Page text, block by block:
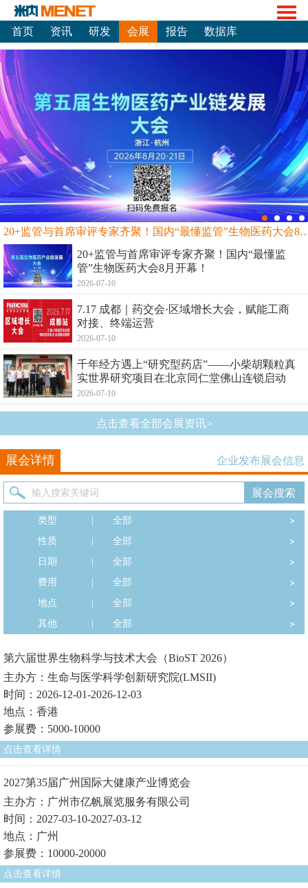
首页 资讯 研发 会展 报告 数据库
20+监管与首席审评专家齐聚！国内“最
20+监管与首席审评专家齐聚！国内“最懂监
管”生物医药大会8月开幕！
2026-07-10
7.17 成都｜药交会·区域增长大会，赋能工商
对接、终端运营
2026-07-10
千年经方遇上“研究型药店”——小柴胡颗粒真
实世界研究项目在北京同仁堂佛山连锁启动
2026-07-10
点击查看全部会展资讯>
展会详情 企业发布展会信息
类型
全部
性质
全部
日期
全部
费用
全部
地点
全部
其他
全部
第六届世界生物科学与技术大会（BioST 2026）
主办方：生命与医学科学创新研究院(LMSII)
时间：2026-12-01-2026-12-03
地点：香港
参展费：5000-10000
点击查看详情
2027第35届广州国际大健康产业博览会
主办方：广州市亿帆展览服务有限公司
时间：2027-03-10-2027-03-12
地点：广州
参展费：10000-20000
点击查看详情